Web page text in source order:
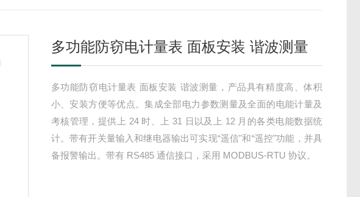
多功能防窃电计量表 面板安装 谐波测量
多功能防窃电计量表 面板安装 谐波测量，产品具有精度高、体积
小、安装方便等优点。集成全部电力参数测量及全面的电能计量及
考核管理，提供上 24 时、上 31 日以及上 12 月的各类电能数据统
计。带有开关量输入和继电器输出可实现“遥信"和“遥控"功能，并具
备报警输出。带有 RS485 通信接口，采用 MODBUS-RTU 协议。